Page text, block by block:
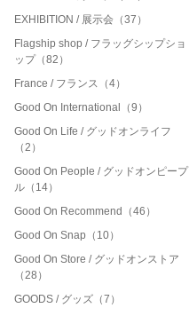
EXHIBITION / 展示会（37）
Flagship shop / フラッグシップショ
ップ（82）
France / フランス（4）
Good On International（9）
Good On Life / グッドオンライフ
（2）
Good On People / グッドオンピープ
ル（14）
Good On Recommend（46）
Good On Snap（10）
Good On Store / グッドオンストア
（28）
GOODS / グッズ（7）